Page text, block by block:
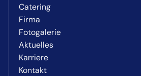
Catering
Firma
Fotogalerie
Aktuelles
Karriere
Kontakt